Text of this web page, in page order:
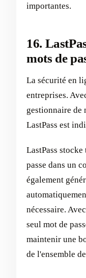
importantes.
16.
mots de
La sécurité en
entreprises.
gestionnaire de
LastPass est
LastPass
passe dans un
également
nécessaire.
seul mot de
maintenir une
de l'ensemble